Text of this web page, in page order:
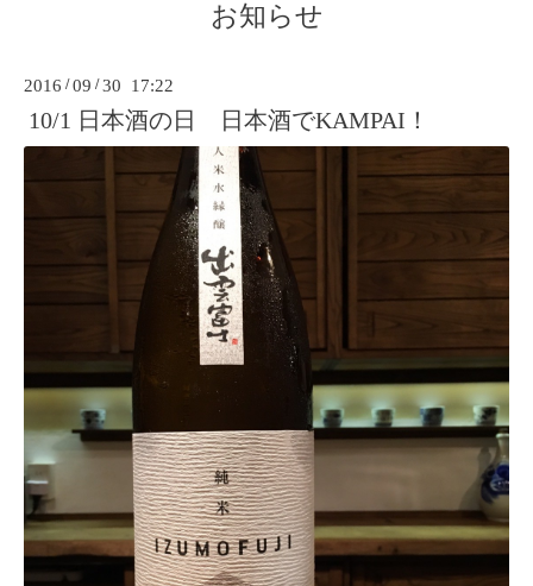
お知らせ
2016 /09 /30 17:22
10/1 日本酒の日 日本酒でKAMPAI！